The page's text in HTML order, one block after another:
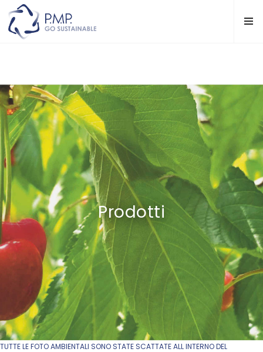
Prodotti
TUTTE LE FOTO AMBIENTALI SONO STATE SCATTATE ALL INTERNO DEL